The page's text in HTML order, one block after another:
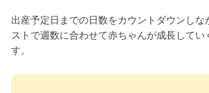
出産予定日までの日数をカウントダウンしな
ストで週数に合わせて赤ちゃんが成長してい
す。